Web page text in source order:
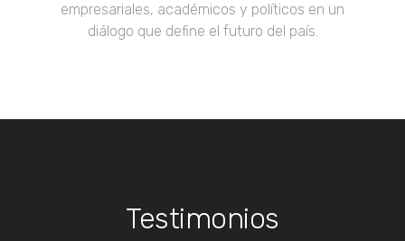
empresariales, académicos y políticos en un
diálogo que define el futuro del país.
Testimonios